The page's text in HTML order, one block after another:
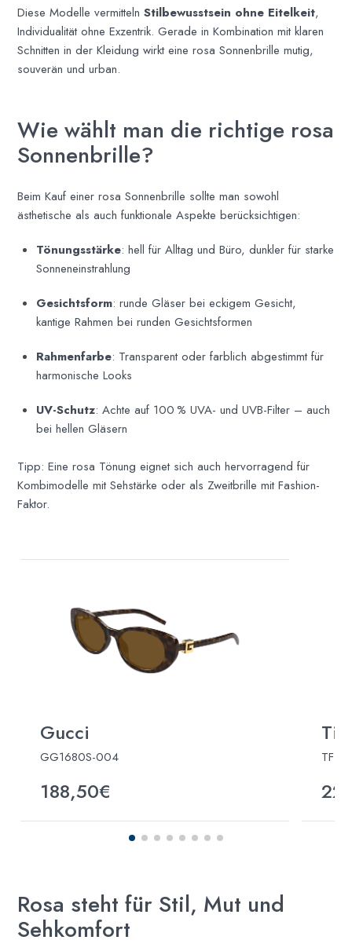
Diese Modelle vermittelnStilbewusstsein ohne Eitelkeit,
Individualität ohne Exzentrik. Gerade in Kombination mit klaren
Schnitten in der Kleidung wirkt eine rosa Sonnenbrille mutig,
souverän und urban.
Wie wählt man die richtige rosa
Sonnenbrille?
Beim Kauf einer rosa Sonnenbrille sollte man sowohl
ästhetische als auch funktionale Aspekte berücksichtigen:
Tönungsstärke: hell für Alltag und Büro, dunkler für starke
Sonneneinstrahlung
Gesichtsform: runde Gläser bei eckigem Gesicht,
kantige Rahmen bei runden Gesichtsformen
Rahmenfarbe: Transparent oder farblich abgestimmt für
harmonische Looks
UV-Schutz: Achte auf 100 % UVA- und UVB-Filter – auch
bei hellen Gläsern
Tipp: Eine rosa Tönung eignet sich auch hervorragend für
Kombimodelle mit Sehstärke oder als Zweitbrille mit Fashion-
Faktor.
Gucci
GG1680S-004
188,50€
Rosa steht für Stil, Mut und
Sehkomfort